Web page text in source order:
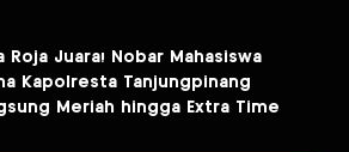
Roja Juara! Nobar Mahasiswa
Kapolresta Tanjungpinang
Meriah hingga Extra Time